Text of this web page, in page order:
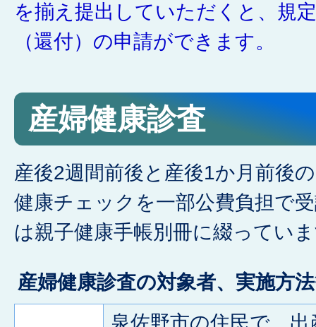
を揃え提出していただくと、規
（還付）の申請ができます。
産婦健康診査
産後2週間前後と産後1か月前後
健康チェックを一部公費負担で
は親子健康手帳別冊に綴ってい
産婦健康診査の対象者、実施方
泉佐野市の住民で、